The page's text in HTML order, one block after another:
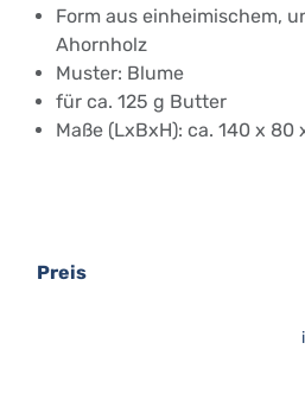
Form aus einheimischem,
Ahornholz
Muster: Blume
für ca. 125 g Butter
Maße (LxBxH): ca. 140 x 80
Preis